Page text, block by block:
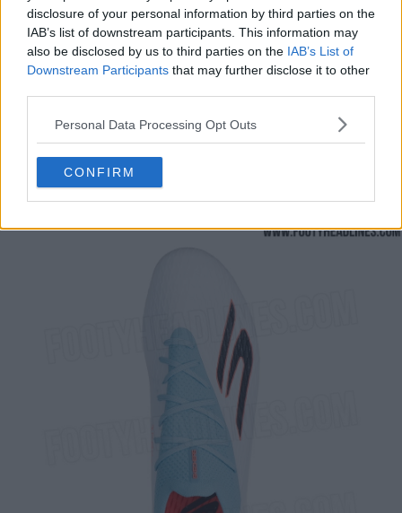
disclosure of your personal information by third parties on the
IAB’s list of downstream participants. This information may
also be disclosed by us to third parties on the IAB’s List of
Downstream Participants that may further disclose it to other
Personal Data Processing Opt Outs
CONFIRM
Hyper Burst Pro:ammortizzazione in TPU super
reattiva, super leggera e resistente
P.S.C.:dettagli di modellatura della tomaia Precise
Strike Control progettati per aiutare a controllare
Elementi interni in silicone per migliorare l'aderenza
e la calzata
Performance FitKnit
garantire una calzata precisa e una tenuta sicura
Prezzo:225 GBP